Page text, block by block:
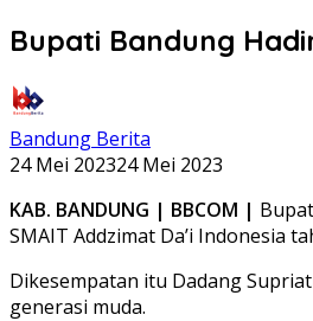
Bupati Bandung
Bandung Berita
24 Mei 202324 Mei 2023
KAB. BANDUNG | BBCOM |
SMAIT Addzimat Da’i Indonesia
Dikesempatan itu Dadang
generasi muda.